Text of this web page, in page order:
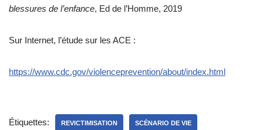
blessures de l’enfance, Ed de l’Homme, 2019
Sur Internet, l’étude sur les ACE :
https://www.cdc.gov/violenceprevention/about/index.html
Étiquettes: REVICTIMISATION SCÉNARIO DE VIE